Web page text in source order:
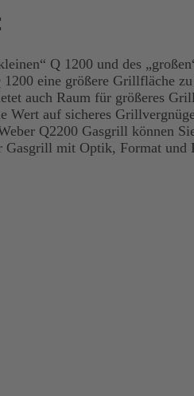
Q 1200 und des
eine größere Grillfläche
auch Raum für größeres
Wert auf sicheres
Q2200 Gasgrill können
Gasgrill mit Optik, Format und